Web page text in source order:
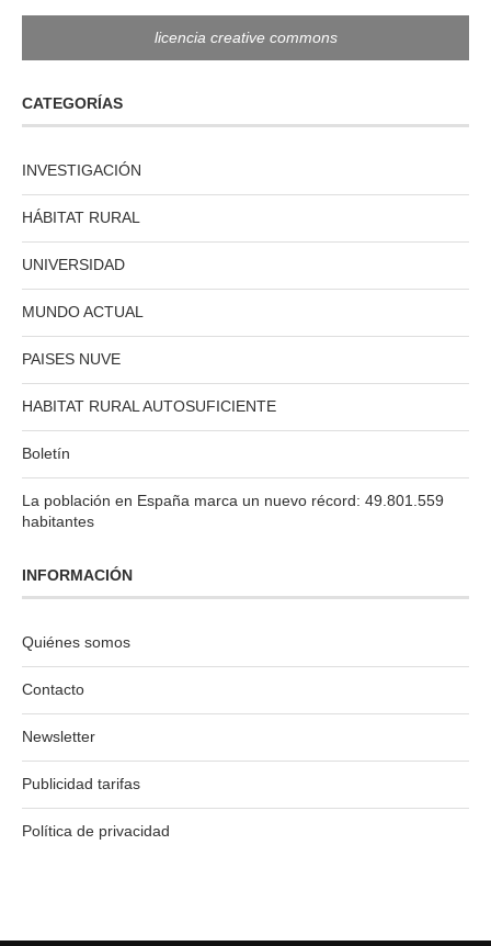
licencia creative commons
CATEGORÍAS
INVESTIGACIÓN
HÁBITAT RURAL
UNIVERSIDAD
MUNDO ACTUAL
PAISES NUVE
HABITAT RURAL AUTOSUFICIENTE
Boletín
La población en España marca un nuevo récord: 49.801.559
habitantes
INFORMACIÓN
Quiénes somos
Contacto
Newsletter
Publicidad tarifas
Política de privacidad